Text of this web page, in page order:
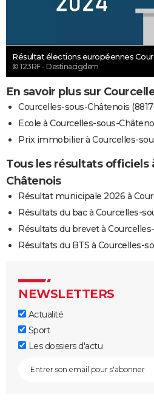
Résultat élections européennes
© 123RF - Destinacigdem
En savoir plus sur
Courcelles-sous-Châtenois
Ecole à Courcelles-sous-
Prix immobilier à Courcelles-
Tous les résultats officiels
Châtenois
Résultat municipale 2026 à
Résultats du bac à Courcelles-
Résultats du brevet à
Résultats du BTS à Courcelles-
NEWSLETTERS
Actualité
Sport
Les dossiers d'actu